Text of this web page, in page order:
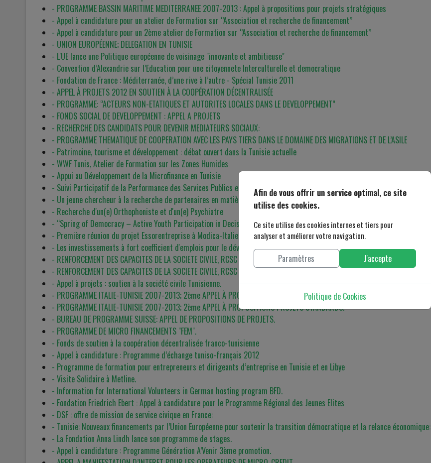
- PROGRAMME BASSIN MARITIME MEDITERRANEE 2007-2013 : Appel à propositions pour projets stratégiques
- Appel à candidature pour un atelier de Formation sur ‘’Association et recherche de financement’’
- Appel à candidature pour un 2ème atelier de Formation sur ‘’Association et recherche de financement’’
- UNION EUROPÉENNE; DELEGATION EN TUNISIE
- L'UE lance une Politique européenne de voisinage "innovante et ambitieuse"
- Convention d’Alexandrie sur l’Education pour une citoyennete Interculturelle et democratique
- Fondation de France : Méditerranée, d’une rive à l’autre - Spécial Tunisie 2011
- APPEL À PROJETS 2012 EN SOUTIEN À LA COOPÉRATION DÉCENTRALISÉE
- PROGRAMME: “ACTEURS NON-ETATIQUES ET AUTORITES LOCALES DANS LE DEVELOPPEMENT”
- FONDS SOCIAL DE DEVELOPPEMENT : APPEL A PROJETS
- RECHERCHE DES CANDIDATS POUR DEVENIR MEDIATEURS SOCIAUX:
- PROGRAMME THEMATIQUE DE COOPERATION AVEC LES PAYS TIERS DANS LE DOMAINE DES MIGRATIONS ET DE L’ASILE
- Patrimoine, tourisme et développement : débat ouvert dans la Tunisie actuelle
- WWF Tunis, Atelier de Formation sur les Zones Humides
- Appui au Développement de la Microfinance en Tunisie
- Suivi Participatif de la Performance des Services Publics en Tunisie
- Un jeune chercheur à la recherche de partenaires en matière de restauration des zones humides:
- Recherche d'un(e) Orthophoniste et d'un(e) Psychiatre
- “Spring of Democracy – Active Youth Participation in Decision Making Processes”
- Première réunion du projet Essorentreprise à Modica-Italie.
- Les investissements à fort coefficient d'emplois pour le développement durable
- RENFORCEMENT DES CAPACITES DE LA SOCIETE CIVILE, RCSC TUNISIE : PROJET « ARCA »
- RENFORCEMENT DES CAPACITES DE LA SOCIETE CIVILE, RCSC TUNISIE : PROJET « ARCA »
- Appel à projets : soutien à la société civile Tunisienne.
- PROGRAMME ITALIE-TUNISIE 2007-2013; 2ème APPEL À PROPOSITIONS PROJETS STANDARDS.
- PROGRAMME ITALIE-TUNISIE 2007-2013; 2ème APPEL À PROPOSITIONS PROJETS STANDARDS.
- BUREAU DE PROGRAMME SUISSE: APPEL DE PROPOSITIONS DE PROJETS.
- PROGRAMME DE MICRO FINANCEMENTS "FEM".
- Fonds de soutien à la coopération décentralisée franco-tunisienne
- Appel à candidature : Programme d’échange tuniso-français 2012
- Programme de formation pour entrepreneurs et dirigeants d’entreprise en Tunisie et en Libye
- Visite Solidaire à Metline.
- Information for International Volunteers in German hosting program BFD.
- Fondation Friedrich Ebert : Appel à candidature pour le Programme Régional des Jeunes Elites
- DSF : offre de mission de service civique en France:
- Tunisie: Nouveaux financements par l’Union Européenne pour soutenir la transition démocratique et la relance économique:
- La Fondation Anna Lindh lance son programme de stages.
- Appel à candidature : Programme Génération A’Venir 3ème promotion.
Afin de vous offrir un service optimal, ce site
utilise des cookies.
Ce site utilise des cookies internes et tiers pour
analyser et améliorer votre navigation.
Paramètres J'accepte
Politique de Cookies